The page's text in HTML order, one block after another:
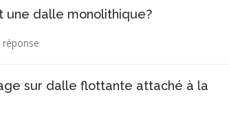
dalle monolithique?
réponse
sur dalle flottante attaché à la